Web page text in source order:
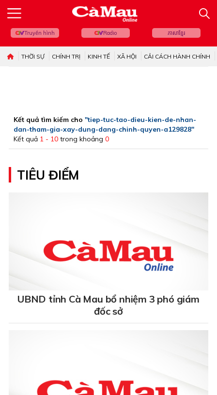
Truyền hình Radio ភាសាខ្មែរ
THỜI SỰ CHÍNH TRỊ KINH TẾ XÃ HỘI CẢI CÁCH HÀNH CHÍNH
Kết quả tìm kiếm cho "tiep-tuc-tao-dieu-kien-de-nhan-
dan-tham-gia-xay-dung-dang-chinh-quyen-a129828"
Kết quả 1 - 10 trong khoảng 0
TIÊU ĐIỂM
UBND tỉnh Cà Mau bổ nhiệm 3 phó giám
đốc sở